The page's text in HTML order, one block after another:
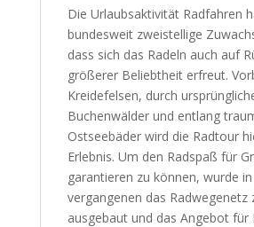
Die Urlaubsaktivität Radfahren
bundesweit zweistellige
dass sich das Radeln auch auf
größerer Beliebtheit erfreut.
Kreidefelsen, durch
Buchenwälder und entlang
Ostseebäder wird die Radtour
Erlebnis. Um den Radspaß für
garantieren zu können, wurde
vergangenen das Radwegenetz
ausgebaut und das Angebot für